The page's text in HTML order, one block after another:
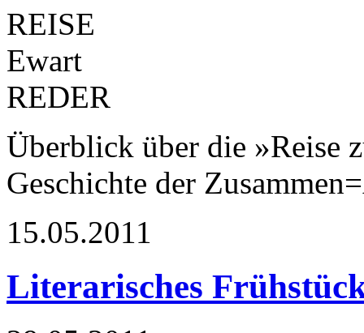
Überblick über die »Reise
Geschichte der
15.05.2011
Literarisches